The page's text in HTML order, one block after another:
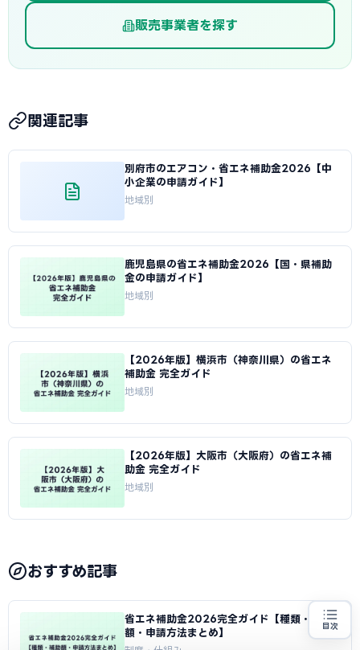
販売事業者を探す
関連記事
別府市のエアコン・省エネ補助金2026【中
小企業の申請ガイド】
地域別
鹿児島県の省エネ補助金2026【国・県補助
金の申請ガイド】
地域別
【2026年版】横浜市（神奈川県）の省エネ
補助金 完全ガイド
地域別
【2026年版】大阪市（大阪府）の省エネ補
助金 完全ガイド
地域別
おすすめ記事
省エネ補助金2026完全ガイド【種類・補助
額・申請方法まとめ】
目次
省エネ設備の導入をお考えの方
専門家に無料相談する